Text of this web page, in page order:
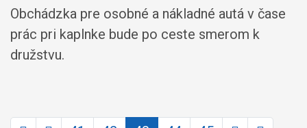
Obchádzka pre osobné a nákladné autá v čase
prác pri kaplnke bude po ceste smerom k
družstvu.